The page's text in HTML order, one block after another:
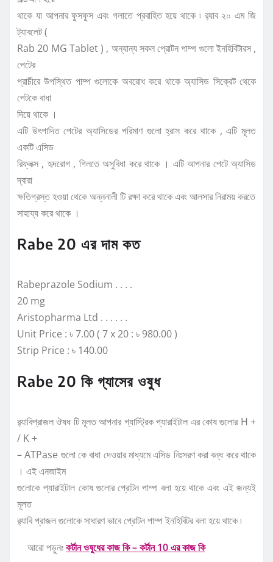
থাকে যা আপনার ফুসফুস এবং গলাতে প্রবাহিত হয়ে থাকে ৷ র‍্যাব ২০ এম জি
ট্যাবলেট (
Rab 20 MG Tablet ) , অন্যান্য সকল প্রোটন পাম্প গুলো ইনহিবিটারস ,
পেটের
প্রাচীরে উপস্থিত পাম্প গুলোকে অবরোধ করে থাকে অ্যাসিড সিক্রেট থেকে
পেটকে বাধা
দিয়ে থাকে ।
এটি উৎপাদিত পেটের অ্যাসিডের পরিমাণ গুলো হ্রাস করে থাকে , এটি মূলত
একটি এসিড
রিফ্লক্স , হৃদরোগ , গিলতে অসুবিধা করে থাকে । এটি আপনার পেটে অ্যাসিড
দ্বারা
ক্ষতিগ্রস্ত হওয়া থেকে অন্ননালী টি রক্ষা করে থাকে এবং আলসার নিরাময় করতে
সাহায্য করে থাকে ।
Rabe 20 এর দাম কত
Rabeprazole Sodium . . . .
20 mg
Aristopharma Ltd . . . . . .
Unit Price : ৳ 7.00 ( 7 x 20 : ৳ 980.00 )
Strip Price : ৳ 140.00
Rabe 20 কি গ্যাসের ওষুধ
র‌্যাবিপ্রাজল ঔষধ টি মূলত আপনার গ্যাস্ট্রিক প্যারাইটাল এর কোষ গুলোর H +
/ K +
– ATPase গুলো কে বাধা দেওয়ার মাধ্যমে এসিড নিঃসরণ করা বন্ধ করে থাকে
। এই এনজাইম
গুলোকে প্যারাইটাল কোষ গুলোর প্রোটন পাম্প বলা হয়ে থাকে এবং এই জন্যই
মূলত
র‌্যাবি প্রাজল গুলোকে সাধারণ ভাবে প্রোটন পাম্প ইনহিবিটর বলা হয়ে থাকে ৷
আরো পড়ুনঃকর্টান ওষুধের কাজ কি – কর্টান 10 এর কাজ কি